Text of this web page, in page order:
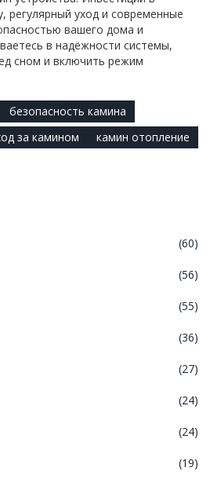
регулярный уход и современные
вашего дома и
в надёжности системы,
сном и включить режим
безопасность камина
за камином камин отопление
(60)
(56)
(55)
(36)
(27)
(24)
(24)
(19)